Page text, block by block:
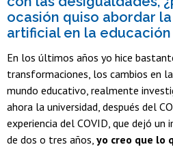
ocasión quiso abordar
artificial en la
En los últimos años yo hice
transformaciones, los cambios en
mundo educativo, realmente
ahora la universidad, después del
experiencia del COVID, que dejó un
de dos o tres años, yo creo que lo